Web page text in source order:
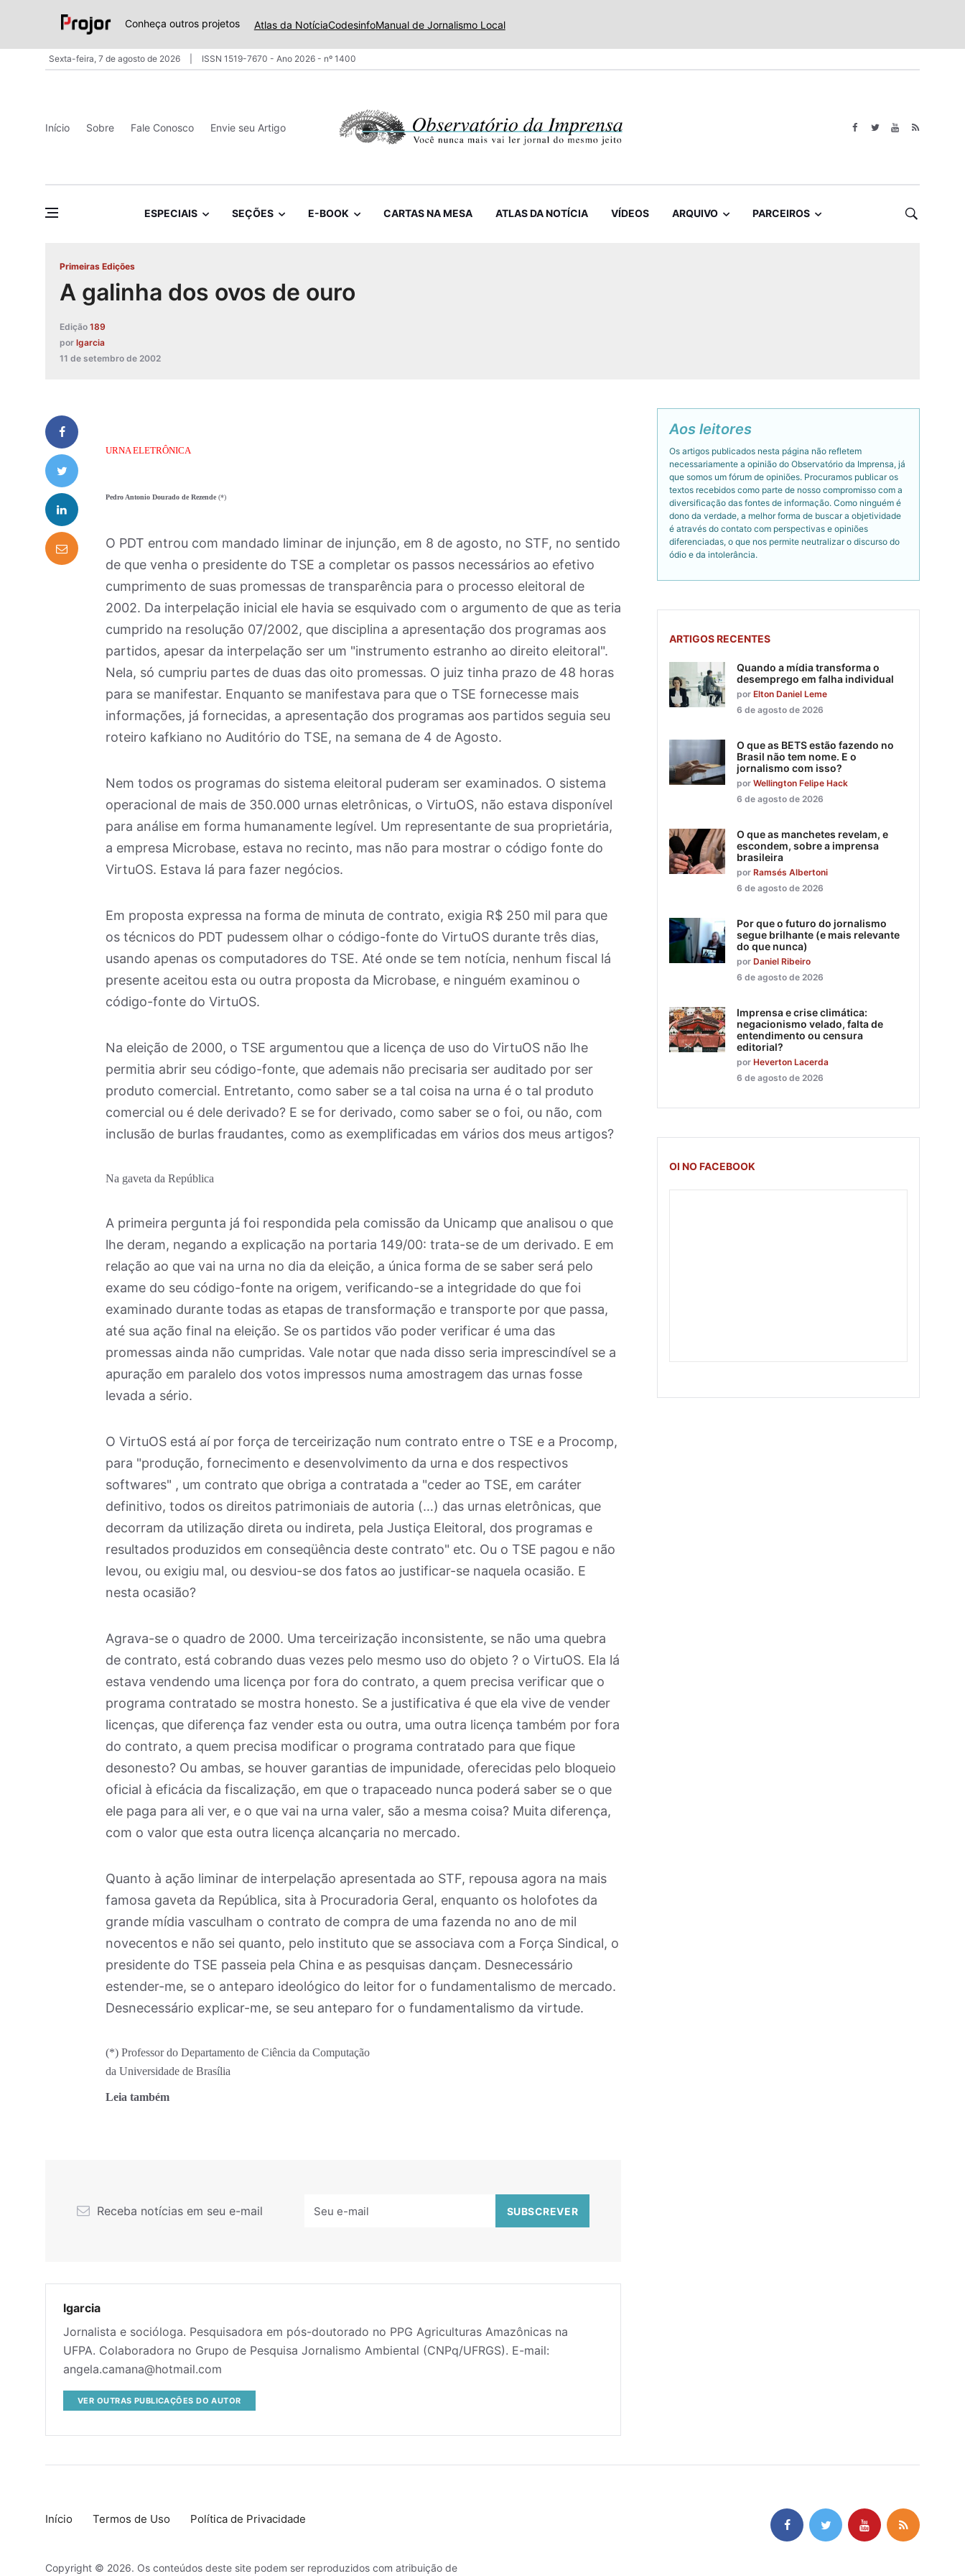
Conheça outros projetos Atlas da NotíciaCodesinfoManual de Jornalismo Local
Sexta-feira, 7 de agosto de 2026 ISSN 1519-7670 - Ano 2026 - nº 1400
Início Sobre Fale Conosco Envie seu Artigo
ESPECIAIS SEÇÕES E-BOOK CARTAS NA MESA ATLAS DA NOTÍCIA VÍDEOS ARQUIVO PARCEIROS
Primeiras Edições
A galinha dos ovos de ouro
Edição 189
por lgarcia
11 de setembro de 2002
URNA ELETRÔNICA
Pedro Antonio Dourado de Rezende (*)
O PDT entrou com mandado liminar de injunção, em 8 de agosto, no STF, no sentido
de que venha o presidente do TSE a completar os passos necessários ao efetivo
cumprimento de suas promessas de transparência para o processo eleitoral de
2002. Da interpelação inicial ele havia se esquivado com o argumento de que as teria
cumprido na resolução 07/2002, que disciplina a apresentação dos programas aos
partidos, apesar da interpelação ser um "instrumento estranho ao direito eleitoral".
Nela, só cumpriu partes de duas das oito promessas. O juiz tinha prazo de 48 horas
para se manifestar. Enquanto se manifestava para que o TSE fornecesse mais
informações, já fornecidas, a apresentação dos programas aos partidos seguia seu
roteiro kafkiano no Auditório do TSE, na semana de 4 de Agosto.
Nem todos os programas do sistema eleitoral puderam ser examinados. O sistema
operacional de mais de 350.000 urnas eletrônicas, o VirtuOS, não estava disponível
para análise em forma humanamente legível. Um representante de sua proprietária,
a empresa Microbase, estava no recinto, mas não para mostrar o código fonte do
VirtuOS. Estava lá para fazer negócios.
Em proposta expressa na forma de minuta de contrato, exigia R$ 250 mil para que
os técnicos do PDT pudessem olhar o código-fonte do VirtuOS durante três dias,
usando apenas os computadores do TSE. Até onde se tem notícia, nenhum fiscal lá
presente aceitou esta ou outra proposta da Microbase, e ninguém examinou o
código-fonte do VirtuOS.
Na eleição de 2000, o TSE argumentou que a licença de uso do VirtuOS não lhe
permitia abrir seu código-fonte, que ademais não precisaria ser auditado por ser
produto comercial. Entretanto, como saber se a tal coisa na urna é o tal produto
comercial ou é dele derivado? E se for derivado, como saber se o foi, ou não, com
inclusão de burlas fraudantes, como as exemplificadas em vários dos meus artigos?
Na gaveta da República
A primeira pergunta já foi respondida pela comissão da Unicamp que analisou o que
lhe deram, negando a explicação na portaria 149/00: trata-se de um derivado. E em
relação ao que vai na urna no dia da eleição, a única forma de se saber será pelo
exame do seu código-fonte na origem, verificando-se a integridade do que foi
examinado durante todas as etapas de transformação e transporte por que passa,
até sua ação final na eleição. Se os partidos vão poder verificar é uma das
promessas ainda não cumpridas. Vale notar que nada disso seria imprescindível se a
apuração em paralelo dos votos impressos numa amostragem das urnas fosse
levada a sério.
O VirtuOS está aí por força de terceirização num contrato entre o TSE e a Procomp,
para "produção, fornecimento e desenvolvimento da urna e dos respectivos
softwares" , um contrato que obriga a contratada a "ceder ao TSE, em caráter
definitivo, todos os direitos patrimoniais de autoria (…) das urnas eletrônicas, que
decorram da utilização direta ou indireta, pela Justiça Eleitoral, dos programas e
resultados produzidos em conseqüência deste contrato" etc. Ou o TSE pagou e não
levou, ou exigiu mal, ou desviou-se dos fatos ao justificar-se naquela ocasião. E
nesta ocasião?
Agrava-se o quadro de 2000. Uma terceirização inconsistente, se não uma quebra
de contrato, está cobrando duas vezes pelo mesmo uso do objeto ? o VirtuOS. Ela lá
estava vendendo uma licença por fora do contrato, a quem precisa verificar que o
programa contratado se mostra honesto. Se a justificativa é que ela vive de vender
licenças, que diferença faz vender esta ou outra, uma outra licença também por fora
do contrato, a quem precisa modificar o programa contratado para que fique
desonesto? Ou ambas, se houver garantias de impunidade, oferecidas pelo bloqueio
oficial à eficácia da fiscalização, em que o trapaceado nunca poderá saber se o que
ele paga para ali ver, e o que vai na urna valer, são a mesma coisa? Muita diferença,
com o valor que esta outra licença alcançaria no mercado.
Quanto à ação liminar de interpelação apresentada ao STF, repousa agora na mais
famosa gaveta da República, sita à Procuradoria Geral, enquanto os holofotes da
grande mídia vasculham o contrato de compra de uma fazenda no ano de mil
novecentos e não sei quanto, pelo instituto que se associava com a Força Sindical, o
presidente do TSE passeia pela China e as pesquisas dançam. Desnecessário
estender-me, se o anteparo ideológico do leitor for o fundamentalismo de mercado.
Desnecessário explicar-me, se seu anteparo for o fundamentalismo da virtude.
(*) Professor do Departamento de Ciência da Computação
da Universidade de Brasília
Leia também
Receba notícias em seu e-mail
lgarcia
Jornalista e socióloga. Pesquisadora em pós-doutorado no PPG Agriculturas Amazônicas na
UFPA. Colaboradora no Grupo de Pesquisa Jornalismo Ambiental (CNPq/UFRGS). E-mail:
angela.camana@hotmail.com
VER OUTRAS PUBLICAÇÕES DO AUTOR
Aos leitores
Os artigos publicados nesta página não refletem
necessariamente a opinião do Observatório da Imprensa, já
que somos um fórum de opiniões. Procuramos publicar os
textos recebidos como parte de nosso compromisso com a
diversificação das fontes de informação. Como ninguém é
dono da verdade, a melhor forma de buscar a objetividade
é através do contato com perspectivas e opiniões
diferenciadas, o que nos permite neutralizar o discurso do
ódio e da intolerância.
ARTIGOS RECENTES
Quando a mídia transforma o
desemprego em falha individual
por Elton Daniel Leme
6 de agosto de 2026
O que as BETS estão fazendo no
Brasil não tem nome. E o
jornalismo com isso?
por Wellington Felipe Hack
6 de agosto de 2026
O que as manchetes revelam, e
escondem, sobre a imprensa
brasileira
por Ramsés Albertoni
6 de agosto de 2026
Por que o futuro do jornalismo
segue brilhante (e mais relevante
do que nunca)
por Daniel Ribeiro
6 de agosto de 2026
Imprensa e crise climática:
negacionismo velado, falta de
entendimento ou censura
editorial?
por Heverton Lacerda
6 de agosto de 2026
OI NO FACEBOOK
Início Termos de Uso Política de Privacidade
Copyright © 2026. Os conteúdos deste site podem ser reproduzidos com atribuição de